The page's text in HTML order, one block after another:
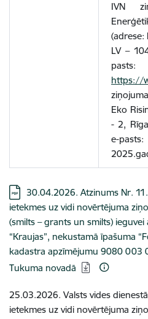
IVN
(adrese:
LV –
https://
Eko
- 2,
e-
Lejupielādēt:
30.04.2026. Atzinums Nr.
ietekmes uz vidi novērtējuma
(smilts – grants un smilts) ieguvei
“Kraujas”, nekustamā īpašuma
kadastra apzīmējumu 9080 003
Tukuma novadā
25.03.2026. Valsts vides
ietekmes uz vidi novērtējuma